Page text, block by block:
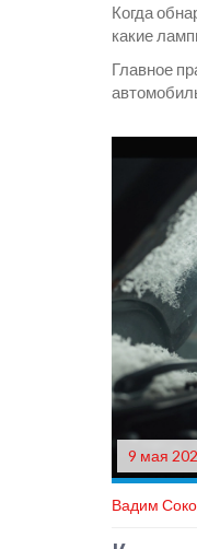
Когда
какие
Главное
9 мая
Вадим